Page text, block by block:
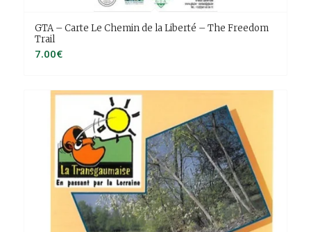
GTA – Carte Le Chemin de la Liberté – The Freedom
Trail
7.00€